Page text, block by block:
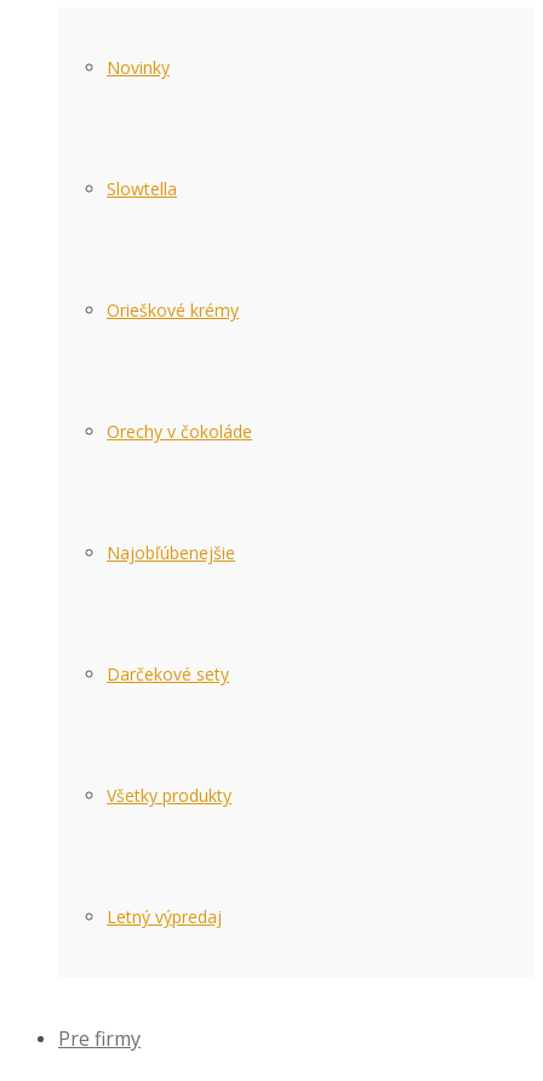
Novinky
Slowtella
Orieškové krémy
Orechy v čokoláde
Najobľúbenejšie
Darčekové sety
Všetky produkty
Letný výpredaj
Pre firmy